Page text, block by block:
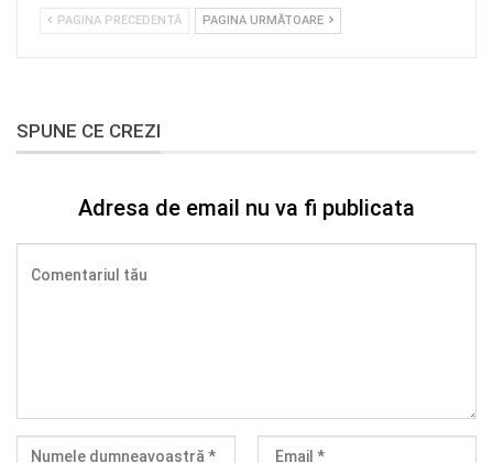
PAGINA PRECEDENTĂ PAGINA URMĂTOARE
SPUNE CE CREZI
Adresa de email nu va fi publicata